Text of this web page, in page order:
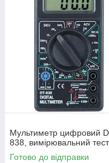
Мультиметр цифровий
838, вимірювальний
Готово до відправки